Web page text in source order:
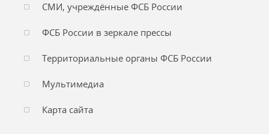
СМИ, учреждённые ФСБ России
ФСБ России в зеркале прессы
Территориальные органы ФСБ России
Мультимедиа
Карта сайта